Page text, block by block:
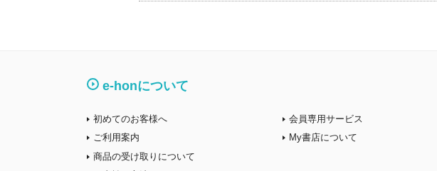
e-honについて
初めてのお客様へ
ご利用案内
商品の受け取りについて
会員専用サービス
My書店について